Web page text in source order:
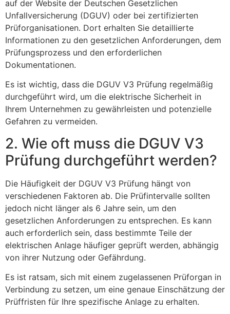
auf der Website der Deutschen Gesetzlichen
Unfallversicherung (DGUV) oder bei zertifizierten
Prüforganisationen. Dort erhalten Sie detaillierte
Informationen zu den gesetzlichen Anforderungen, dem
Prüfungsprozess und den erforderlichen
Dokumentationen.
Es ist wichtig, dass die DGUV V3 Prüfung regelmäßig
durchgeführt wird, um die elektrische Sicherheit in
Ihrem Unternehmen zu gewährleisten und potenzielle
Gefahren zu vermeiden.
2. Wie oft muss die DGUV V3
Prüfung durchgeführt werden?
Die Häufigkeit der DGUV V3 Prüfung hängt von
verschiedenen Faktoren ab. Die Prüfintervalle sollten
jedoch nicht länger als 6 Jahre sein, um den
gesetzlichen Anforderungen zu entsprechen. Es kann
auch erforderlich sein, dass bestimmte Teile der
elektrischen Anlage häufiger geprüft werden, abhängig
von ihrer Nutzung oder Gefährdung.
Es ist ratsam, sich mit einem zugelassenen Prüforgan in
Verbindung zu setzen, um eine genaue Einschätzung der
Prüffristen für Ihre spezifische Anlage zu erhalten.